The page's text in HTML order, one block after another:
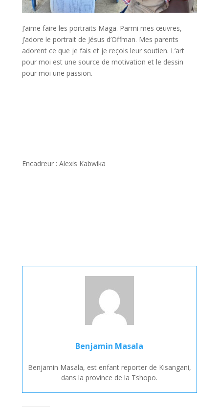
J’aime faire les portraits Maga. Parmi mes œuvres,
j’adore le portrait de Jésus d’Offman. Mes parents
adorent ce que je fais et je reçois leur soutien. L’art
pour moi est une source de motivation et le dessin
pour moi une passion.
Encadreur : Alexis Kabwika
Benjamin Masala
Benjamin Masala, est enfant reporter de Kisangani,
dans la province de la Tshopo.